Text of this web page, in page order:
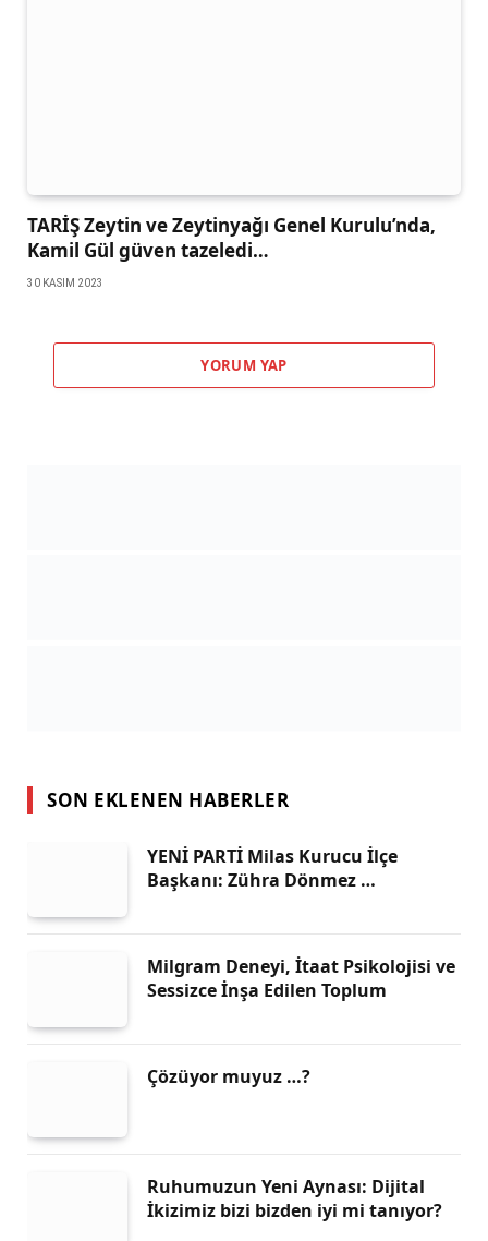
TARİŞ Zeytin ve Zeytinyağı Genel Kurulu’nda,
Kamil Gül güven tazeledi…
30 KASIM 2023
YORUM YAP
SON EKLENEN HABERLER
YENİ PARTİ Milas Kurucu İlçe
Başkanı: Zühra Dönmez …
Milgram Deneyi, İtaat Psikolojisi ve
Sessizce İnşa Edilen Toplum
Çözüyor muyuz …?
Ruhumuzun Yeni Aynası: Dijital
İkizimiz bizi bizden iyi mi tanıyor?